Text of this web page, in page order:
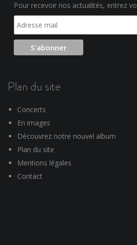
Pour recevoir nos actualités, entrez
Plan du site
Concerts
En images
Découvrez notre nouvel album
Plan du site
Mentions légales
Contact